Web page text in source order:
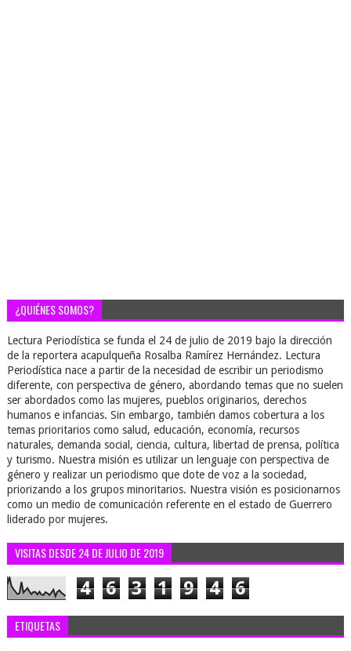
¿QUIÉNES SOMOS?
Lectura Periodística se funda el 24 de julio de 2019 bajo la dirección
de la reportera acapulqueña Rosalba Ramírez Hernández. Lectura
Periodística nace a partir de la necesidad de escribir un periodismo
diferente, con perspectiva de género, abordando temas que no suelen
ser abordados como las mujeres, pueblos originarios, derechos
humanos e infancias. Sin embargo, también damos cobertura a los
temas prioritarios como salud, educación, economía, recursos
naturales, demanda social, ciencia, cultura, libertad de prensa, política
y turismo. Nuestra misión es utilizar un lenguaje con perspectiva de
género y realizar un periodismo que dote de voz a la sociedad,
priorizando a los grupos minoritarios. Nuestra visión es posicionarnos
como un medio de comunicación referente en el estado de Guerrero
liderado por mujeres.
VISITAS DESDE 24 DE JULIO DE 2019
4 6 3 1 9 4 6
ETIQUETAS